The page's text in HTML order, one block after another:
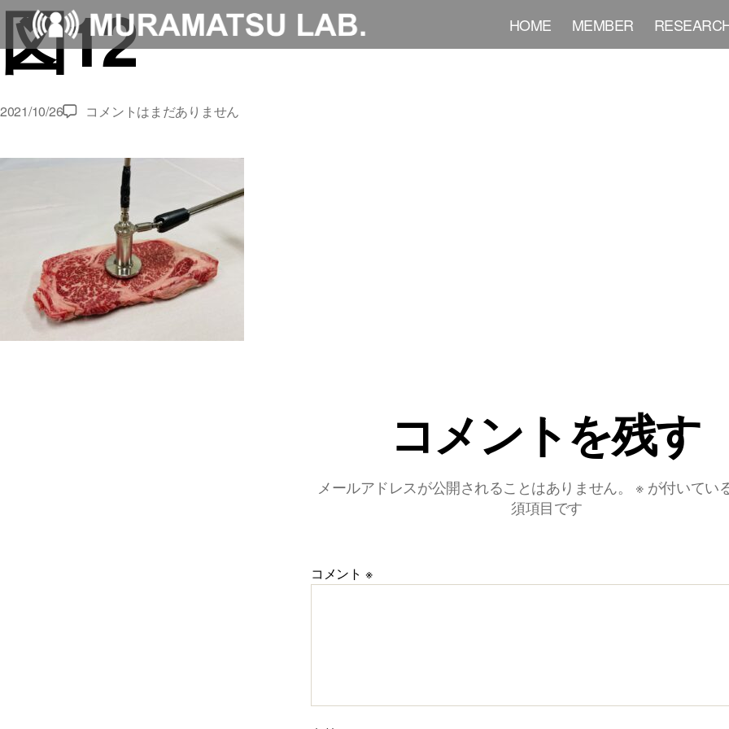
HOME MEMBER
図12
2021/10/26
図
コメントはまだありません
コメントを残す
メールアドレスが公開されることはありません。 ※ が付いてい
須項目です
コメント ※